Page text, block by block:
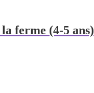
ferme (4-5 ans)